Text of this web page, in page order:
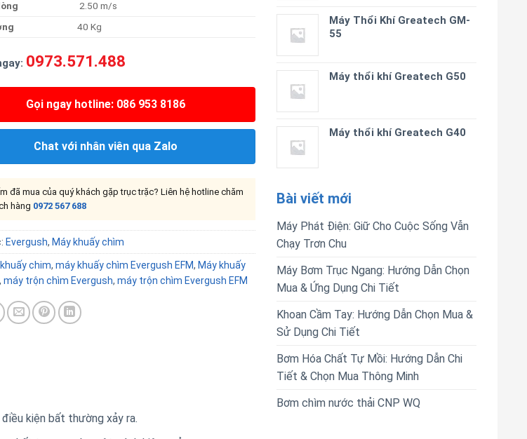
Máy Thổi Khí Greatech GM-
55
Máy thổi khí Greatech G50
Máy thổi khí Greatech G40
Bài viết mới
Máy Phát Điện: Giữ Cho Cuộc Sống Vẫn
Chạy Trơn Chu
Máy Bơm Trục Ngang: Hướng Dẫn Chọn
Mua & Ứng Dụng Chi Tiết
Khoan Cầm Tay: Hướng Dẫn Chọn Mua &
Sử Dụng Chi Tiết
Bơm Hóa Chất Tự Mồi: Hướng Dẫn Chi
Tiết & Chọn Mua Thông Minh
Bơm chìm nước thải CNP WQ
2.50 m/s
40 Kg
0973.571.488
Gọi ngay hotline: 086 953 8186
Chat với nhân viên qua Zalo
đã mua của quý khách gặp trục trặc? Liên hệ hotline chăm
hàng 0972 567 688
Evergush, Máy khuấy chìm
chim, máy khuấy chìm Evergush EFM, Máy khuấy
, máy trộn chìm Evergush, máy trộn chìm Evergush EFM
kiện bất thường xảy ra.